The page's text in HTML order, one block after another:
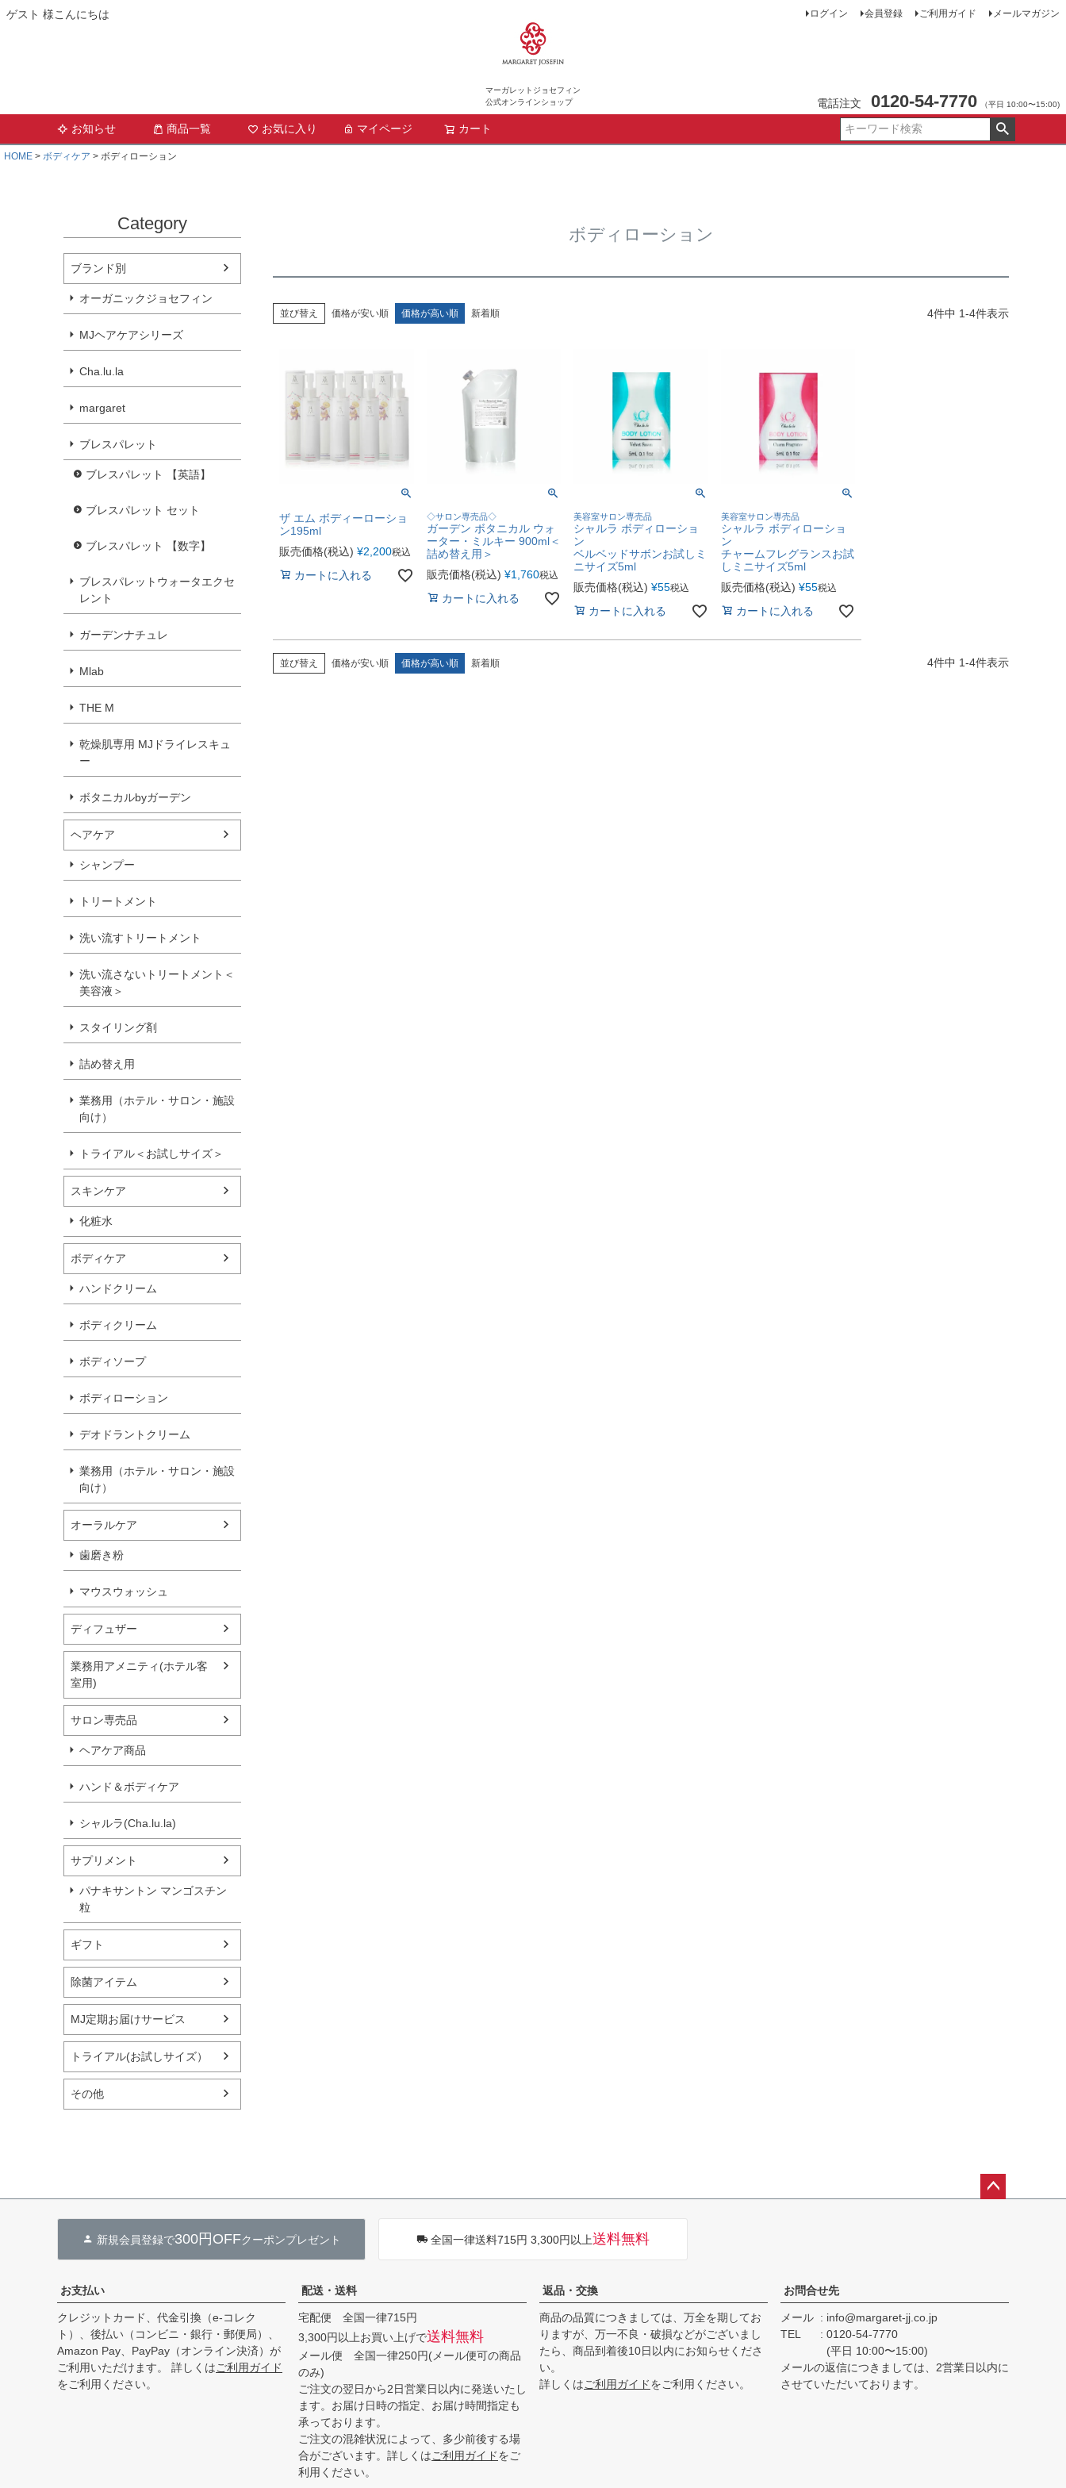
ゲスト 様こんにちは
マーガレットジョセフィン
公式オンラインショップ
ログイン 会員登録 ご利用ガイド メールマガジン
電話注文 0120-54-7770 （平日 10:00〜15:00)
お知らせ 商品一覧 お気に入り マイページ カート
HOME ボディケア ボディローション
Category
ブランド別
オーガニックジョセフィン
MJヘアケアシリーズ
Cha.lu.la
margaret
ブレスパレット
ブレスパレット 【英語】
ブレスパレット セット
ブレスパレット 【数字】
ブレスパレットウォータエクセ
レント
ガーデンナチュレ
Mlab
THE M
乾燥肌専用 MJドライレスキュ
ー
ボタニカルbyガーデン
ヘアケア
シャンプー
トリートメント
洗い流すトリートメント
洗い流さないトリートメント＜
美容液＞
スタイリング剤
詰め替え用
業務用（ホテル・サロン・施設
向け）
トライアル＜お試しサイズ＞
スキンケア
化粧水
ボディケア
ハンドクリーム
ボディクリーム
ボディソープ
ボディローション
デオドラントクリーム
業務用（ホテル・サロン・施設
向け）
オーラルケア
歯磨き粉
マウスウォッシュ
ディフュザー
業務用アメニティ(ホテル客
室用)
サロン専売品
ヘアケア商品
ハンド＆ボディケア
シャルラ(Cha.lu.la)
サプリメント
パナキサントン マンゴスチン
粒
ギフト
除菌アイテム
MJ定期お届けサービス
トライアル(お試しサイズ）
その他
ボディローション
並び替え 価格が安い順 価格が高い順 新着順 4件中 1-4件表示
ザ エム ボディーローショ
ン195ml
販売価格(税込) ¥2,200税込
カートに入れる
◇サロン専売品◇
ガーデン ボタニカル ウォ
ーター・ミルキー 900ml＜
詰め替え用＞
販売価格(税込) ¥1,760税込
カートに入れる
美容室サロン専売品
シャルラ ボディローショ
ン
ベルベッドサボンお試しミ
ニサイズ5ml
販売価格(税込) ¥55税込
カートに入れる
美容室サロン専売品
シャルラ ボディローショ
ン
チャームフレグランスお試
しミニサイズ5ml
販売価格(税込) ¥55税込
カートに入れる
並び替え 価格が安い順 価格が高い順 新着順 4件中 1-4件表示
新規会員登録で300円OFFクーポンプレゼント 全国一律送料715円 3,300円以上送料無料
お支払い
クレジットカード、代金引換（e-コレク
ト）、後払い（コンビニ・銀行・郵便局）、
Amazon Pay、PayPay（オンライン決済）が
ご利用いただけます。 詳しくはご利用ガイド
をご利用ください。
配送・送料
宅配便 全国一律715円
3,300円以上お買い上げで送料無料
メール便 全国一律250円(メール便可の商品
のみ)
ご注文の翌日から2日営業日以内に発送いたし
ます。お届け日時の指定、お届け時間指定も
承っております。
ご注文の混雑状況によって、多少前後する場
合がございます。詳しくはご利用ガイドをご
利用ください。
返品・交換
商品の品質につきましては、万全を期してお
りますが、万一不良・破損などがございまし
たら、商品到着後10日以内にお知らせくださ
い。
詳しくはご利用ガイドをご利用ください。
お問合せ先
メール
info@margaret-jj.co.jp
TEL
0120-54-7770
(平日 10:00〜15:00)
メールの返信につきましては、2営業日以内に
させていただいております。